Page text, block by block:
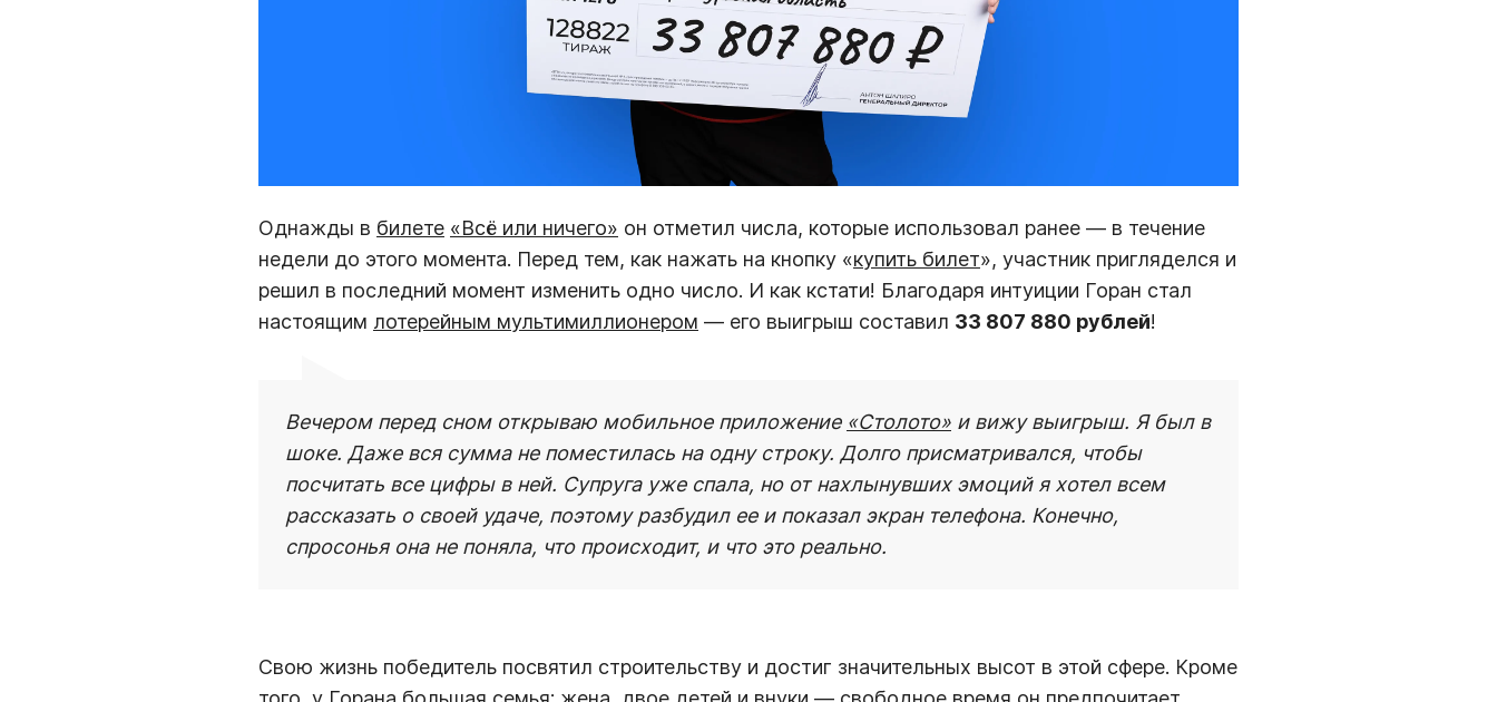
Однажды в билете «Всё или ничего» он отметил числа, которые использовал ранее — в течение
недели до этого момента. Перед тем, как нажать на кнопку «купить билет», участник пригляделся и
решил в последний момент изменить одно число. И как кстати! Благодаря интуиции Горан стал
настоящим лотерейным мультимиллионером — его выигрыш составил 33 807 880 рублей!
Вечером перед сном открываю мобильное приложение «Столото» и вижу выигрыш. Я был в
шоке. Даже вся сумма не поместилась на одну строку. Долго присматривался, чтобы
посчитать все цифры в ней. Супруга уже спала, но от нахлынувших эмоций я хотел всем
рассказать о своей удаче, поэтому разбудил ее и показал экран телефона. Конечно,
спросонья она не поняла, что происходит, и что это реально.
Свою жизнь победитель посвятил строительству и достиг значительных высот в этой сфере. Кроме